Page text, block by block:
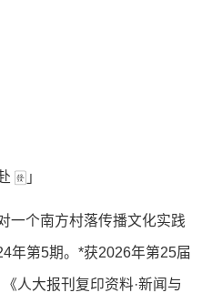
🀅」
一个南方村落传播文化实践
年第5期。*获2026年第25届
人大报刊复印资料·新闻与